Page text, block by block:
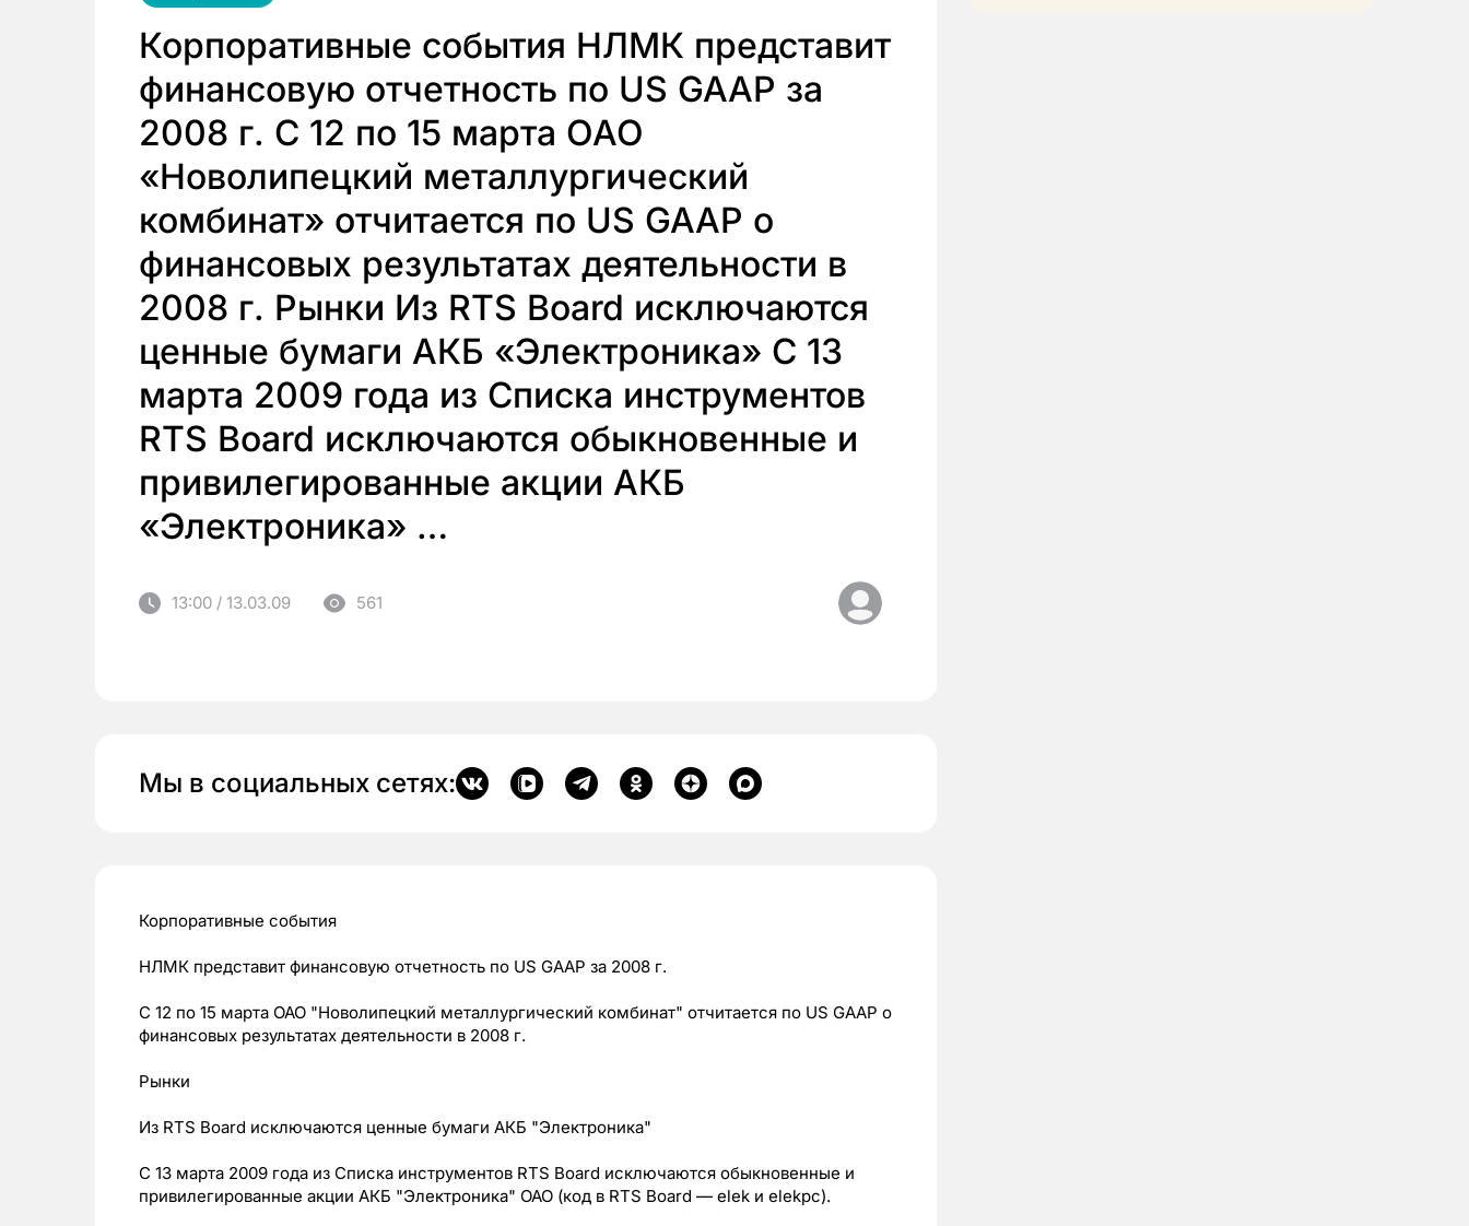
Корпоративные события НЛМК представит
финансовую отчетность по US GAAP за
2008 г. С 12 по 15 марта ОАО
«Новолипецкий металлургический
комбинат» отчитается по US GAAP о
финансовых результатах деятельности в
2008 г. Рынки Из RTS Board исключаются
ценные бумаги АКБ «Электроника» C 13
марта 2009 года из Списка инструментов
RTS Board исключаются обыкновенные и
привилегированные акции АКБ
«Электроника» …
13:00 / 13.03.09 561
Мы в социальных сетях:
Корпоративные события
НЛМК представит финансовую отчетность по US GAAP за 2008 г.
С 12 по 15 марта ОАО "Новолипецкий металлургический комбинат" отчитается по US GAAP о
финансовых результатах деятельности в 2008 г.
Рынки
Из RTS Board исключаются ценные бумаги АКБ "Электроника"
C 13 марта 2009 года из Списка инструментов RTS Board исключаются обыкновенные и
привилегированные акции АКБ "Электроника" ОАО (код в RTS Board — elek и elekpc).